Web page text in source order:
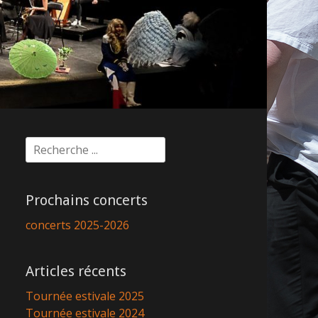
Rechercher :
Prochains concerts
concerts 2025-2026
Articles récents
Tournée estivale 2025
Tournée estivale 2024